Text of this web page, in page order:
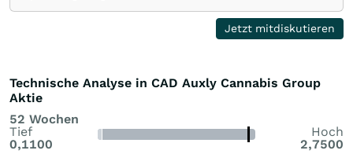
Jetzt mitdiskutieren
Technische Analyse in CAD Auxly Cannabis Group
Aktie
52 Wochen
Tief
0,1100
Hoch
2,7500